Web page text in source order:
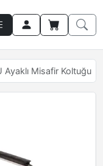
Ayaklı Misafir Koltuğu